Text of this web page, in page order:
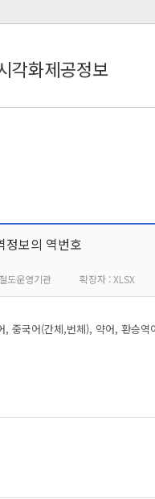
각화제공정보
정보의 역번호
도운영기관 확장자 : XLSX
중국어(간체,번체), 약어, 환승